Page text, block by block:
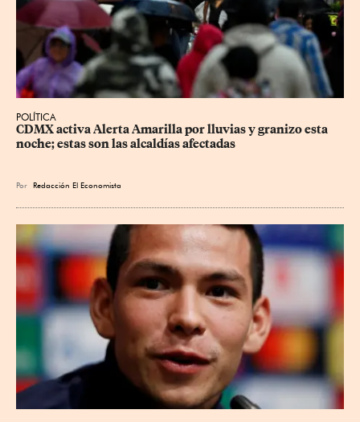
POLÍTICA
CDMX activa Alerta Amarilla por lluvias y granizo esta
noche; estas son las alcaldías afectadas
Por Redacción El Economista